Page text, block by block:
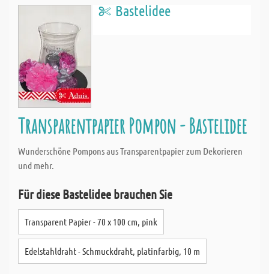
Bastelidee
Transparentpapier Pompon - Bastelidee
Wunderschöne Pompons aus Transparentpapier zum Dekorieren
und mehr.
Für diese Bastelidee brauchen Sie
Transparent Papier - 70 x 100 cm, pink
Edelstahldraht - Schmuckdraht, platinfarbig, 10 m